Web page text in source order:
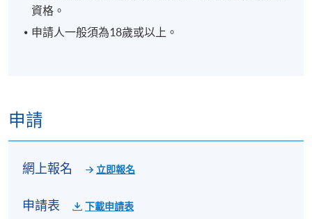
資格。
申請人一般須為18歲或以上。
申請
網上報名 立即報名
申請表 下載申請表